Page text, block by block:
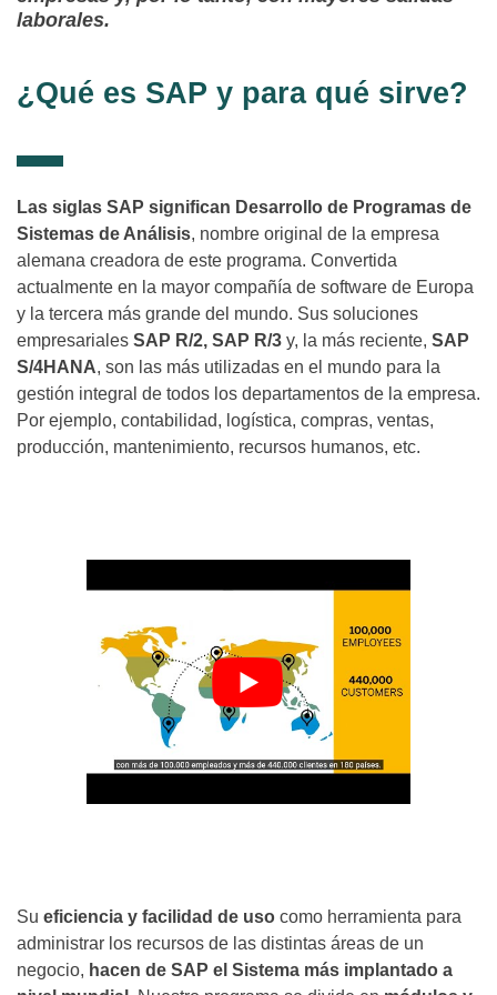
laborales.
¿Qué es SAP y para qué sirve?
Las siglas SAP significan Desarrollo de Programas de
Sistemas de Análisis, nombre original de la empresa
alemana creadora de este programa. Convertida
actualmente en la mayor compañía de software de Europa
y la tercera más grande del mundo. Sus soluciones
empresariales SAP R/2, SAP R/3 y, la más reciente, SAP
S/4HANA, son las más utilizadas en el mundo para la
gestión integral de todos los departamentos de la empresa.
Por ejemplo, contabilidad, logística, compras, ventas,
producción, mantenimiento, recursos humanos, etc.
Su eficiencia y facilidad de uso como herramienta para
administrar los recursos de las distintas áreas de un
negocio, hacen de SAP el Sistema más implantado a